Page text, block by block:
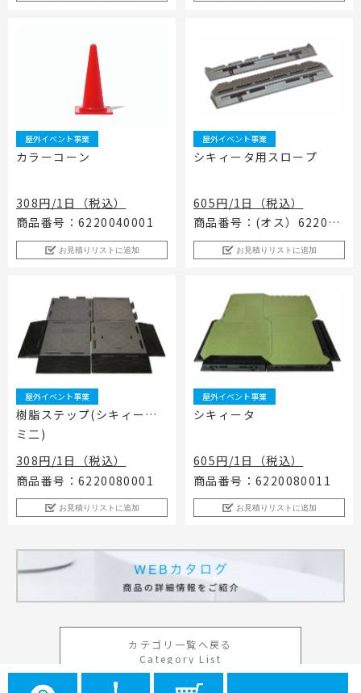
屋外イベント事業
カラーコーン
308円/1日（税込）
商品番号：6220040001
お見積りリストに追加
屋外イベント事業
シキィータ用スロープ
605円/1日（税込）
商品番号：(オス）622008
0002（メス）622008000
3
お見積りリストに追加
屋外イベント事業
樹脂ステップ(シキィータ
ミ二)
308円/1日（税込）
商品番号：6220080001
お見積りリストに追加
屋外イベント事業
シキィータ
605円/1日（税込）
商品番号：6220080011
お見積りリストに追加
カテゴリ一覧へ戻る
Category List